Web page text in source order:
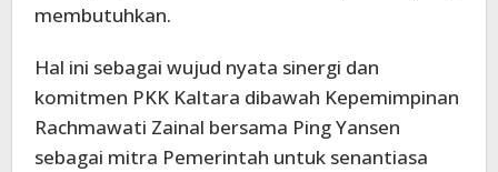
membutuhkan.
Hal ini sebagai wujud nyata sinergi dan
komitmen PKK Kaltara dibawah Kepemimpinan
Rachmawati Zainal bersama Ping Yansen
sebagai mitra Pemerintah untuk senantiasa